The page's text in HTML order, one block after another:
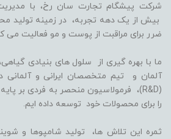
شرکت پیشگام تجارت سان رخ، با
بیش از یک دهه تجربه، در زمینه تولید
ضرر برای مراقبت از پوست و مو فعالیت می
آلمان و تیم متخصصان ایرانی و
را برای محصولات خود توسعه داده ایم.
ثمره این تلاش ها، تولید شامپوها و